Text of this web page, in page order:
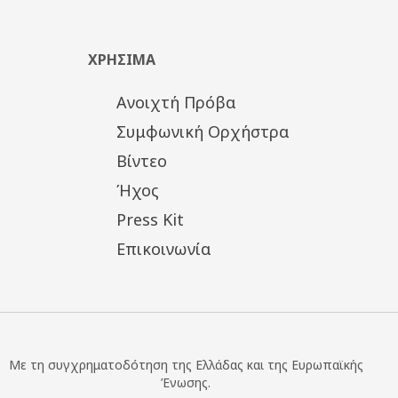
Σε συνεργασία με τον Ο.Μ.Μ.Θ.
Διακεκριμένη ζώνη: 20€
Θεωρεία/Εξώστης: 10€
Μειωμένο: 10€, 5€
ΧΡΗΣΙΜΑ
Ανοιχτή Πρόβα
Συμφωνική Ορχήστρα
Βίντεο
Ήχος
Press Kit
Επικοινωνία
Με τη συγχρηματοδότηση της Ελλάδας και της Ευρωπαϊκής
Ένωσης.